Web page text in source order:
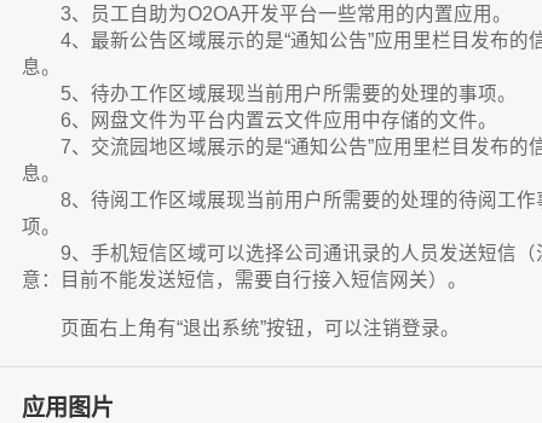
3、员工自助为O2OA开发平台一些常用的内置应用。
4、最新公告区域展示的是“通知公告”应用里栏目发布的
息。
5、待办工作区域展现当前用户所需要的处理的事项。
6、网盘文件为平台内置云文件应用中存储的文件。
7、交流园地区域展示的是“通知公告”应用里栏目发布的
息。
8、待阅工作区域展现当前用户所需要的处理的待阅工作
项。
9、手机短信区域可以选择公司通讯录的人员发送短信（
意：目前不能发送短信，需要自行接入短信网关）。
页面右上角有“退出系统”按钮，可以注销登录。
应用图片